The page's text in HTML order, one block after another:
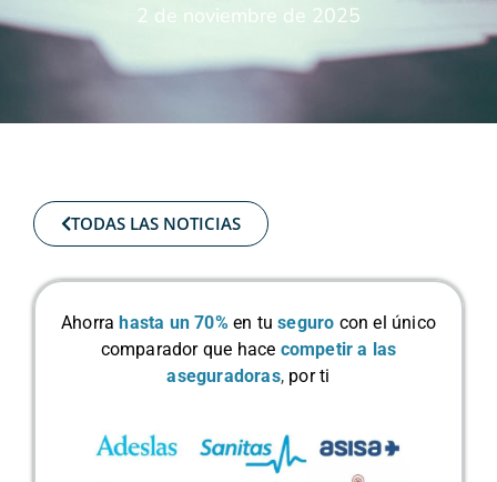
2 de noviembre de 2025
TODAS LAS NOTICIAS
Ahorra hasta un 70% en tuseguro con el único
comparador que hace competir a las
aseguradoras, por ti